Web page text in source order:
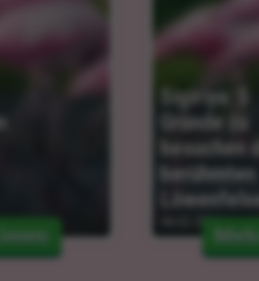
Sigiriya: 5
Gründe zu
besuchen
berühmten
06.02.2024